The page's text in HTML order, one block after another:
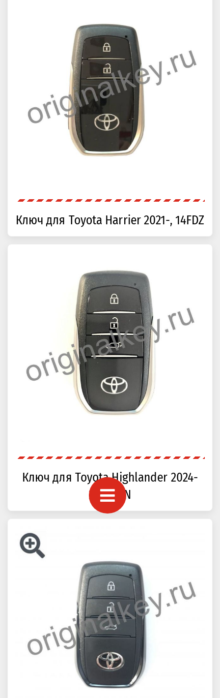
Ключ для Toyota Harrier 2021-, 14FDZ
Ключ для Toyota Highlander 2024-
2025, CN